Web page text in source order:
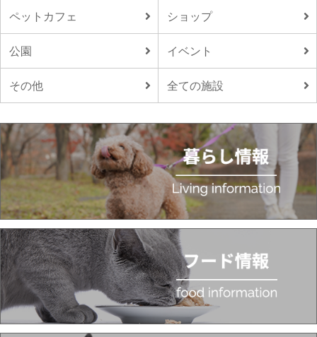
ペットカフェ ショップ
公園 イベント
その他 全ての施設